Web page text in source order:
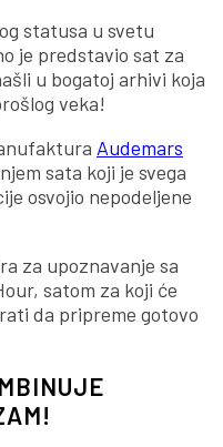
statusa u svetu
je predstavio sat za
u bogatoj arhivi koja
veka!
Audemars
sata koji je svega
osvojio nepodeljene
za upoznavanje sa
satom za koji će
da pripreme gotovo